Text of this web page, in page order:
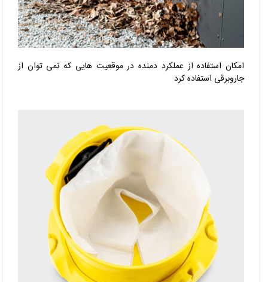
امکان استفاده از عملکرد دمنده در موقعیت هایی که نمی توان از
جاروبرقی استفاده کرد